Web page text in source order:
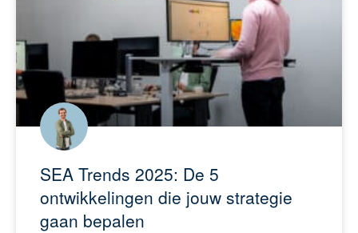
SEA Trends 2025: De 5
ontwikkelingen die jouw strategie
gaan bepalen